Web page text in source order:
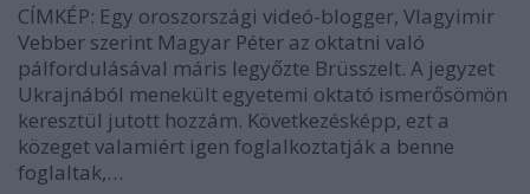
CÍMKÉP: Egy oroszországi videó-blogger, Vlagyimir
Vebber szerint Magyar Péter az oktatni való
pálfordulásával máris legyőzte Brüsszelt. A jegyzet
Ukrajnából menekült egyetemi oktató ismerősömön
keresztül jutott hozzám. Következésképp, ezt a
közeget valamiért igen foglalkoztatják a benne
foglaltak,…